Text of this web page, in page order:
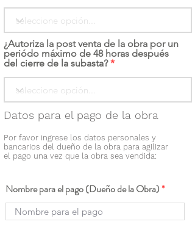
¿Autoriza la post venta de la obra por un
periódo máximo de 48 horas después
del cierre de la subasta?
Datos para el pago de la obra
Por favor ingrese los datos personales y
bancarios del dueño de la obra para agilizar
el pago una vez que la obra sea vendida:
Nombre para el pago (Dueño de la Obra)